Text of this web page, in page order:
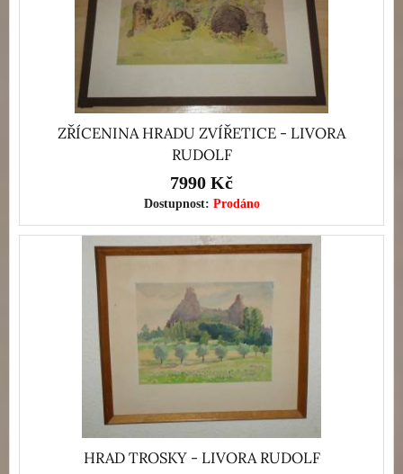
ZŘÍCENINA HRADU ZVÍŘETICE - LIVORA
RUDOLF
7990 Kč
Dostupnost: Prodáno
HRAD TROSKY - LIVORA RUDOLF